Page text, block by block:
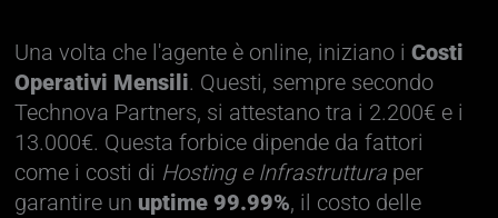
Una volta che l'agente è online, iniziano iCosti
Operativi Mensili. Questi, sempre secondo
Technova Partners, si attestano tra i 2.200€ e i
13.000€. Questa forbice dipende da fattori
come i costi di Hosting e Infrastruttura per
garantire un uptime 99.99%, il costo delle